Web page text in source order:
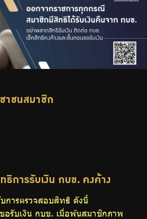
ชาชนสมาชิก
ธิการรับเงิน กบข. คงค้าง
บการตรวจสอบสิทธิ ดังนี้
อรับเงิน กบข. เมื่อพ้นสมาชิกภาพ